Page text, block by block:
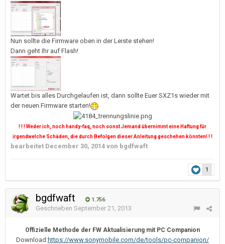
Nun sollte die Firmware oben in der Leiste stehen!
Dann geht Ihr auf Flash!
Wartet bis alles Durchgelaufen ist, dann sollte Euer SXZ1s wieder mit
der neuen Firmware starten!
! ! ! Weder ich, noch handy-faq, noch sonst Jemand übernimmt eine Haftung für
irgendwelche Schäden, die durch Befolgen dieser Anleitung geschehen könnten! ! !
bearbeitet December 30, 2014 von bgdfwaft
1
bgdfwaft 1.756
Geschrieben September 21, 2013
Offizielle Methode der FW Aktualisierung mit PC Companion
Download:https://www.sonymobile.com/de/tools/pc-companion/